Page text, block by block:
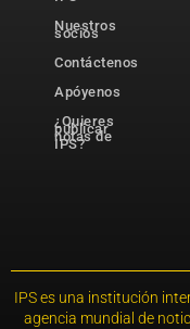
Nuestros
socios
Contáctenos
Apóyenos
¿Quieres
publicar
notas de
IPS?
IPS es una institución
agencia mundial de